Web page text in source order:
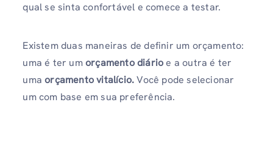
qual se sinta confortável e comece a testar.
Existem duas maneiras de definir um orçamento:
uma é ter umorçamento diárioe a outra é ter
umaorçamento vitalício.Você pode selecionar
um com base em sua preferência.